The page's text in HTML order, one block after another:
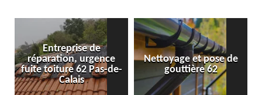
Nettoyage et pose de
gouttière 62
Pose et réparation de
velux 62